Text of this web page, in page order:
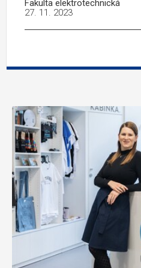
Fakulta elektrotechnická
27. 11. 2023